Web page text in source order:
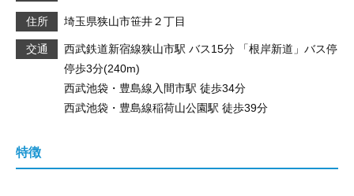
住所 埼玉県狭山市笹井２丁目
交通 西武鉄道新宿線狭山市駅 バス15分 「根岸新道」バス停
停歩3分(240m)
西武池袋・豊島線 入間市駅 徒歩34分
西武池袋・豊島線稲荷山公園駅 徒歩39分
特徴